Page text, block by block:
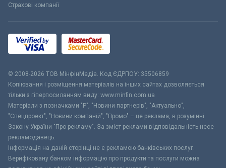
Страхові компанії
© 2008-2026 ТОВ МiнфiнМедiа. Код ЄДРПОУ: 35506859
Копіювання і розміщення матеріалів на інших сайтах дозволяється
тільки з гіперпосиланням виду: www.minfin.com.ua
Матеріали з позначками "Р", "Новини партнерів", "Актуально",
"Спецпроект", "Новини компаній", "Промо" – це реклама, в розумінні
Закону України "Про рекламу". За зміст реклами відповідальність несе
рекламодавець.
Інформація на даній сторінці не є рекламою банківських послуг.
Верифіковану банком інформацію про продукти та послуги можна